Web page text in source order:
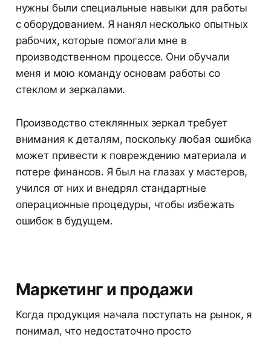
нужны были специальные навыки для работы
с оборудованием. Я нанял несколько опытных
рабочих, которые помогали мне в
производственном процессе. Они обучали
меня и мою команду основам работы со
стеклом и зеркалами.
Производство стеклянных зеркал требует
внимания к деталям, поскольку любая ошибка
может привести к повреждению материала и
потере финансов. Я был на глазах у мастеров,
учился от них и внедрял стандартные
операционные процедуры, чтобы избежать
ошибок в будущем.
Маркетинг и продажи
Когда продукция начала поступать на рынок, я
понимал, что недостаточно просто